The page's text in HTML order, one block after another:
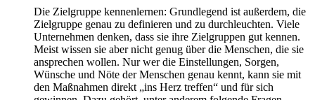
Die Zielgruppe kennenlernen: Grundlegend ist außerdem, die
Zielgruppe genau zu definieren und zu durchleuchten. Viele
Unternehmen denken, dass sie ihre Zielgruppen gut kennen.
Meist wissen sie aber nicht genug über die Menschen, die sie
ansprechen wollen. Nur wer die Einstellungen, Sorgen,
Wünsche und Nöte der Menschen genau kennt, kann sie mit
den Maßnahmen direkt „ins Herz treffen“ und für sich